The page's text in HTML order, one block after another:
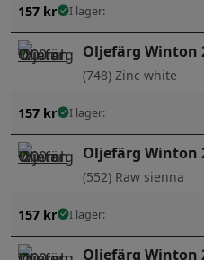
157 kr I lager:
Oljefärg Winton
(748) Zinc white
157 kr I lager:
Oljefärg Winton
(552) Raw sienna
157 kr I lager:
Oljefärg Winton